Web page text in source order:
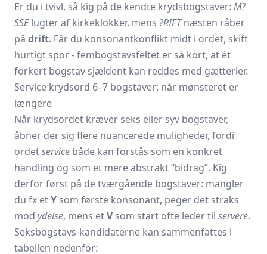
Er du i tvivl, så kig på de kendte krydsbogstaver: M?
SSElugter af kirkeklokker, mens ?RIFTnæsten råber
på drift. Får du konsonant­konflikt midt i ordet, skift
hurtigt spor - fembogstavs­feltet er så kort, at ét
forkert bogstav sjældent kan reddes med gætterier.
Service krydsord 6–7 bogstaver: når mønsteret er
længere
Når krydsordet kræver seks eller syv bogstaver,
åbner der sig flere nuancerede muligheder, fordi
ordetservice både kan forstås som en konkret
handling og som et mere abstrakt “bidrag”. Kig
derfor først på de tværgående bogstaver: mangler
du fx etY som første konsonant, peger det straks
mod ydelse, mens etVsom start ofte leder til servere.
Seksbogstavs-kandidaterne kan sammenfattes i
tabellen nedenfor: